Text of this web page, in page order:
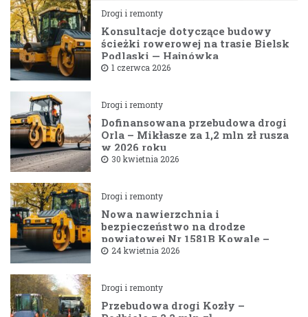
Drogi i remonty
Konsultacje dotyczące budowy
ścieżki rowerowej na trasie Bielsk
Podlaski — Hajnówka
1 czerwca 2026
Drogi i remonty
Dofinansowana przebudowa drogi
Orla – Mikłasze za 1,2 mln zł rusza
w 2026 roku
30 kwietnia 2026
Drogi i remonty
Nowa nawierzchnia i
bezpieczeństwo na drodze
powiatowej Nr 1581B Kowale –
Filipy
24 kwietnia 2026
Drogi i remonty
Przebudowa drogi Kozły –